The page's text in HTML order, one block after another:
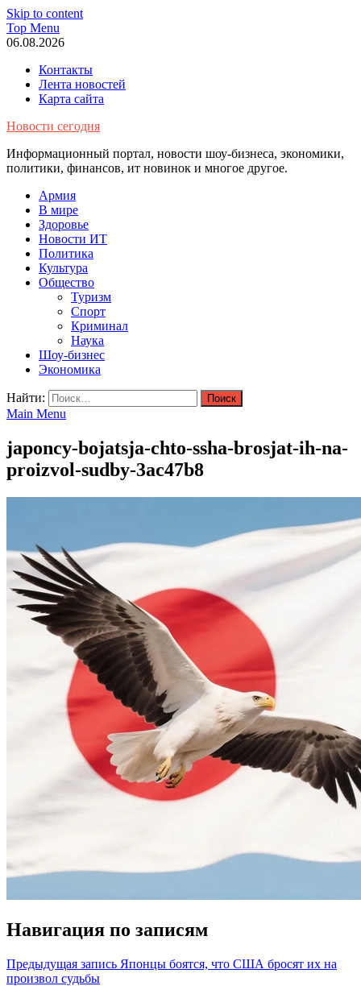
Skip to content
Top Menu
06.08.2026
Контакты
Лента новостей
Карта сайта
Новости сегодня
Информационный портал, новости шоу-бизнеса, экономики,
политики, финансов, ит новинок и многое другое.
Армия
В мире
Здоровье
Новости ИТ
Политика
Культура
Общество
Туризм
Спорт
Криминал
Наука
Шоу-бизнес
Экономика
Найти:
Main Menu
japoncy-bojatsja-chto-ssha-brosjat-ih-na-
proizvol-sudby-3ac47b8
Навигация по записям
Предыдущая запись Японцы боятся, что США бросят их на
произвол судьбы